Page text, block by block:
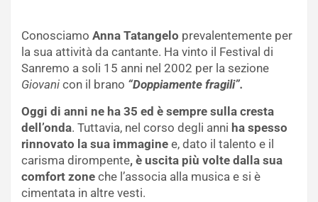
Conosciamo Anna Tatangelo prevalentemente per
la sua attività da cantante. Ha vinto il Festival di
Sanremo a soli 15 anni nel 2002 per la sezione
Giovani con il brano “Doppiamente fragili”.
Oggi di anni ne ha 35 ed è sempre sulla cresta
dell’onda. Tuttavia, nel corso degli anni ha spesso
rinnovato la sua immagine e, dato il talento e il
carisma dirompente, è uscita più volte dalla sua
comfort zone che l’associa alla musica e si è
cimentata in altre vesti.